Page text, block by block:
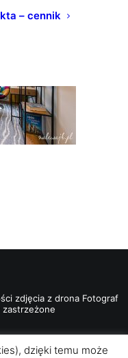
– cennik
zdjęcia z drona Fotograf
dzięki temu może